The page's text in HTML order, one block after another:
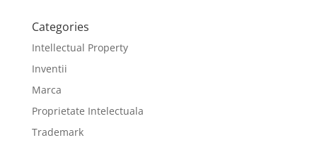
Categories
Intellectual Property
Inventii
Marca
Proprietate Intelectuala
Trademark